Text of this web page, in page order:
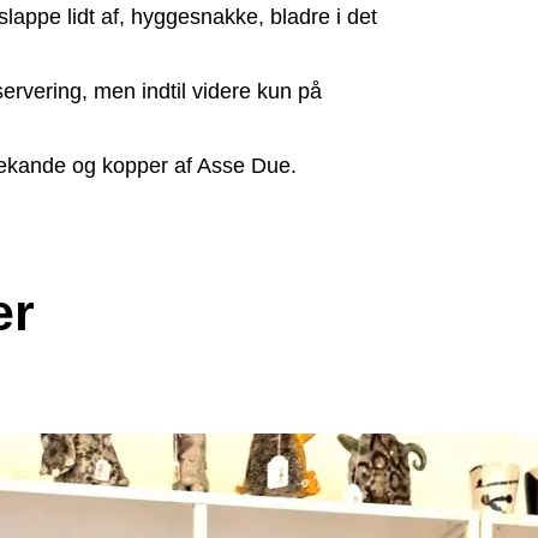
lidt af, hyggesnakke, bladre i det
men indtil videre kun på
og kopper af Asse Due.